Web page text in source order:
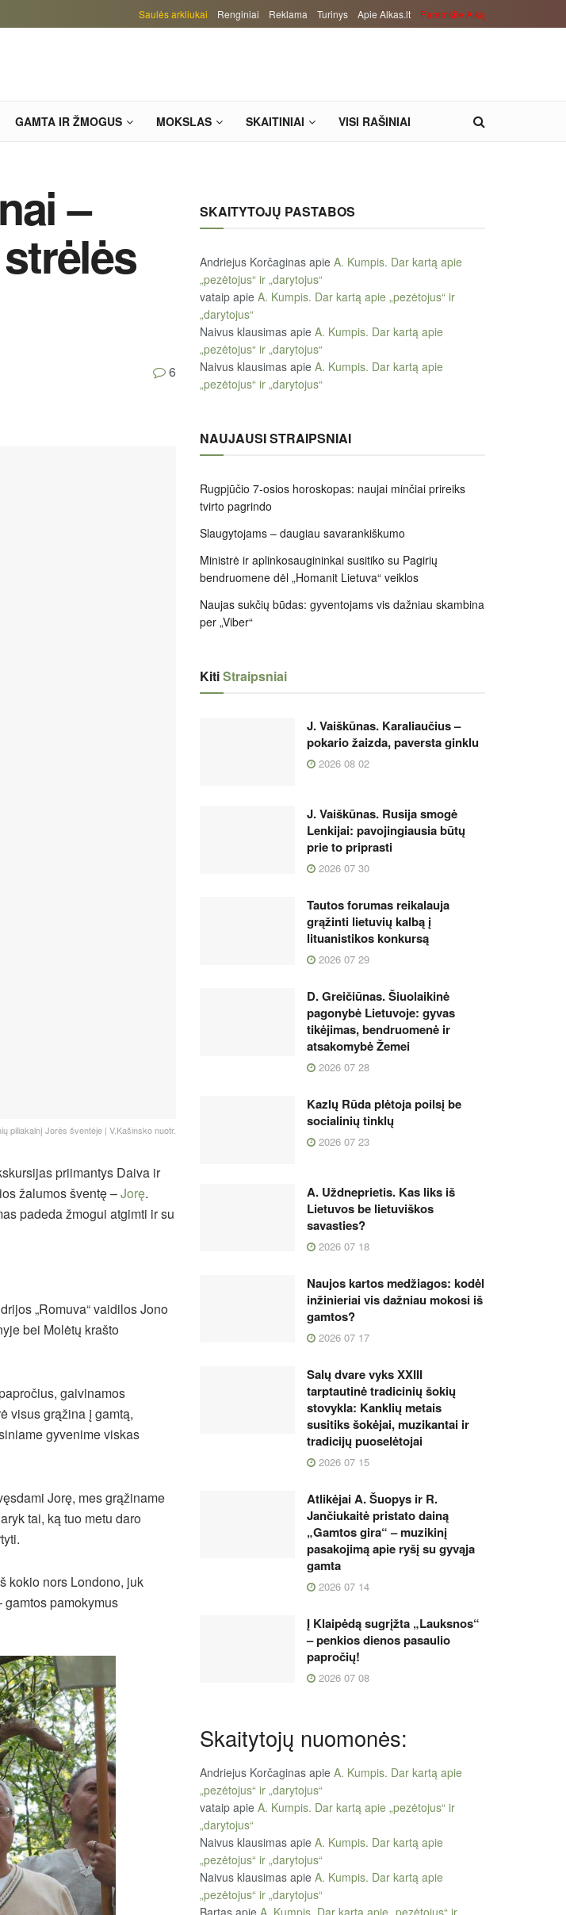
Saulės arkliukai Renginiai Reklama Turinys Apie Alkas.lt Paremkite Alką
GAMTA IR ŽMOGUS MOKSLAS SKAITINIAI VISI RAŠINIAI
–
6
piliakalnį Jorės šventėje | V.Kašinsko nuotr.
priimantys Daiva ir
žalumos šventę –Jorę.
padeda žmogui atgimti ir su
„Romuva“ vaidilos Jono
bei Molėtų krašto
gaivinamos
visus grąžina į gamtą,
gyvenime viskas
Jorę, mes grąžiname
tai, ką tuo metu daro
kokio nors Londono, juk
gamtos pamokymus
SKAITYTOJŲ PASTABOS
Andriejus Korčaginas apie A. Kumpis. Dar kartą apie
„pezėtojus“ ir „darytojus“
vataip apie A. Kumpis. Dar kartą apie „pezėtojus“ ir
„darytojus“
Naivus klausimas apie A. Kumpis. Dar kartą apie
„pezėtojus“ ir „darytojus“
Naivus klausimas apie A. Kumpis. Dar kartą apie
„pezėtojus“ ir „darytojus“
NAUJAUSI STRAIPSNIAI
Rugpjūčio 7-osios horoskopas: naujai minčiai prireiks
tvirto pagrindo
Slaugytojams – daugiau savarankiškumo
Ministrė ir aplinkosaugininkai susitiko su Pagirių
bendruomene dėl „Homanit Lietuva“ veiklos
Naujas sukčių būdas: gyventojams vis dažniau skambina
per „Viber“
KitiStraipsniai
J. Vaiškūnas. Karaliaučius –
pokario žaizda, paversta ginklu
2026 08 02
J. Vaiškūnas. Rusija smogė
Lenkijai: pavojingiausia būtų
prie to priprasti
2026 07 30
Tautos forumas reikalauja
grąžinti lietuvių kalbą į
lituanistikos konkursą
2026 07 29
D. Greičiūnas. Šiuolaikinė
pagonybė Lietuvoje: gyvas
tikėjimas, bendruomenė ir
atsakomybė Žemei
2026 07 28
Kazlų Rūda plėtoja poilsį be
socialinių tinklų
2026 07 23
A. Uždneprietis. Kas liks iš
Lietuvos be lietuviškos
savasties?
2026 07 18
Naujos kartos medžiagos: kodėl
inžinieriai vis dažniau mokosi iš
gamtos?
2026 07 17
Salų dvare vyks XXIII
tarptautinė tradicinių šokių
stovykla: Kanklių metais
susitiks šokėjai, muzikantai ir
tradicijų puoselėtojai
2026 07 15
Atlikėjai A. Šuopys ir R.
Jančiukaitė pristato dainą
„Gamtos gira“ – muzikinį
pasakojimą apie ryšį su gyvąja
gamta
2026 07 14
Į Klaipėdą sugrįžta „Lauksnos“
– penkios dienos pasaulio
papročių!
2026 07 08
Skaitytojų nuomonės:
Andriejus Korčaginas apie A. Kumpis. Dar kartą apie
„pezėtojus“ ir „darytojus“
vataip apie A. Kumpis. Dar kartą apie „pezėtojus“ ir
„darytojus“
Naivus klausimas apie A. Kumpis. Dar kartą apie
„pezėtojus“ ir „darytojus“
Naivus klausimas apie A. Kumpis. Dar kartą apie
„pezėtojus“ ir „darytojus“
Bartas apie A. Kumpis. Dar kartą apie „pezėtojus“ ir